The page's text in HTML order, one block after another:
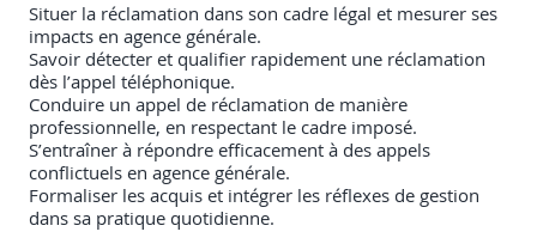
Situer la réclamation dans son cadre légal et mesurer ses
impacts en agence générale.
Savoir détecter et qualifier rapidement une réclamation
dès l’appel téléphonique.
Conduire un appel de réclamation de manière
professionnelle, en respectant le cadre imposé.
S’entraîner à répondre efficacement à des appels
conflictuels en agence générale.
Formaliser les acquis et intégrer les réflexes de gestion
dans sa pratique quotidienne.